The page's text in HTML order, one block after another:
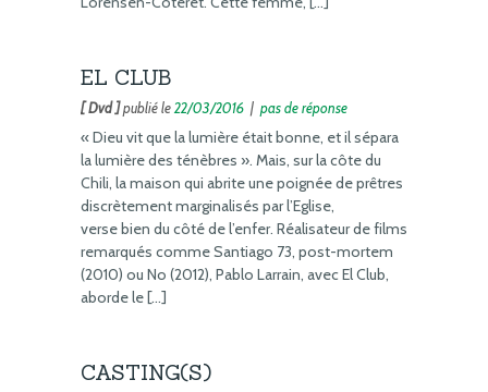
EL CLUB
[ Dvd ]publié le22/03/2016 | pas de réponse
« Dieu vit que la lumière était bonne, et il sépara
la lumière des ténèbres ». Mais, sur la côte du
Chili, la maison qui abrite une poignée de prêtres
discrètement marginalisés par l’Eglise,
verse bien du côté de l’enfer. Réalisateur de films
remarqués comme Santiago 73, post-mortem
(2010) ou No (2012), Pablo Larrain, avec El Club,
aborde le […]
CASTING(S)